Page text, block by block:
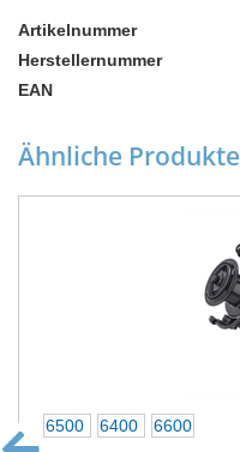
Artikelnummer
Herstellernummer
EAN
Ähnliche Produkte
6500 6400
6600